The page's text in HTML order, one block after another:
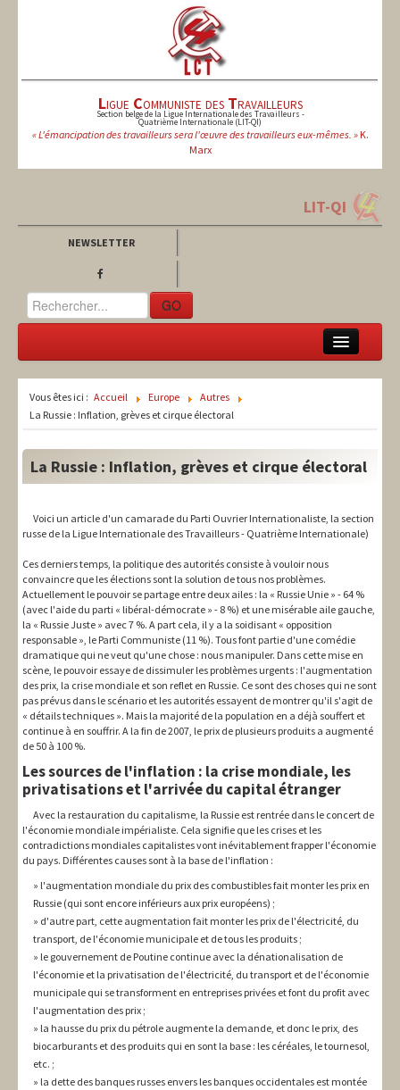
Ligue Communiste des Travailleurs
Section belge de la Ligue Internationale des Travailleurs -
Quatrième Internationale (LIT-QI)
« L'émancipation des travailleurs sera l'œuvre des travailleurs eux-mêmes. »K.
Marx
LIT-QI
NEWSLETTER
GO
Europe
Syndical
Social
Thèmes
Vous êtes ici : Accueil Europe
Autres
La Russie : Inflation, grèves et cirque électoral
La Russie : Inflation, grèves et cirque électoral
Voici un article d'un camarade du Parti Ouvrier Internationaliste, la section
russe de la Ligue Internationale des Travailleurs - Quatrième Internationale)
Ces derniers temps, la politique des autorités consiste à vouloir nous
convaincre que les élections sont la solution de tous nos problèmes.
Actuellement le pouvoir se partage entre deux ailes : la « Russie Unie » - 64 %
(avec l'aide du parti « libéral-démocrate » - 8 %) et une misérable aile gauche,
la « Russie Juste » avec 7 %. A part cela, il y a la soidisant « opposition
responsable », le Parti Communiste (11 %). Tous font partie d'une comédie
dramatique qui ne veut qu'une chose : nous manipuler. Dans cette mise en
scène, le pouvoir essaye de dissimuler les problèmes urgents : l'augmentation
des prix, la crise mondiale et son reflet en Russie. Ce sont des choses qui ne sont
pas prévus dans le scénario et les autorités essayent de montrer qu'il s'agit de
« détails techniques ». Mais la majorité de la population en a déjà souffert et
continue à en souffrir. A la fin de 2007, le prix de plusieurs produits a augmenté
de 50 à 100 %.
Les sources de l'inflation : la crise mondiale, les
privatisations et l'arrivée du capital étranger
Avec la restauration du capitalisme, la Russie est rentrée dans le concert de
l'économie mondiale impérialiste. Cela signifie que les crises et les
contradictions mondiales capitalistes vont inévitablement frapper l'économie
du pays. Différentes causes sont à la base de l'inflation :
l'augmentation mondiale du prix des combustibles fait monter les prix en
Russie (qui sont encore inférieurs aux prix européens) ;
d'autre part, cette augmentation fait monter les prix de l'électricité, du
transport, de l'économie municipale et de tous les produits ;
le gouvernement de Poutine continue avec la dénationalisation de
l'économie et la privatisation de l'électricité, du transport et de l'économie
municipale qui se transforment en entreprises privées et font du profit avec
l'augmentation des prix ;
la hausse du prix du pétrole augmente la demande, et donc le prix, des
biocarburants et des produits qui en sont la base : les céréales, le tournesol,
etc. ;
la dette des banques russes envers les banques occidentales est montée